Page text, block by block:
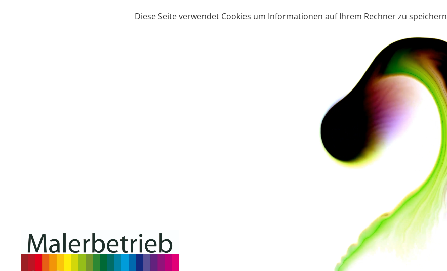
Diese Seite verwendet Cookies um Informationen auf Ihrem Rechner zu speichern